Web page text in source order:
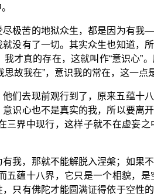
极苦的地狱众生，都是因为有
没有了一切。其实众生也知道，
才真的存在，这就叫作“意识心”
故我在”，意识我的常在，这一点
们去现前观行到了，原来五蕴十
识心也不是真实的我，所以要离
界中现行，这样子就不在虚妄
我，那就不能解脱入涅槃；如果
蕴十八界，它只是一个相貌，
只有佛陀才能圆满证得依于空性